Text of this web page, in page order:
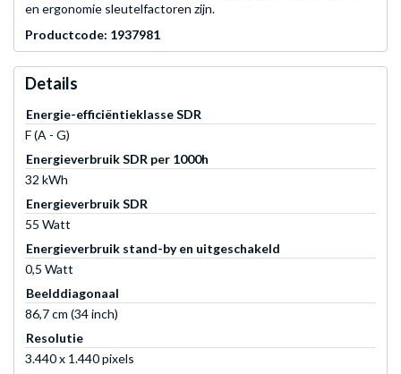
en ergonomie sleutelfactoren zijn.
Productcode: 1937981
Details
Energie-efficiëntieklasse SDR
F (A - G)
Energieverbruik SDR per 1000h
32 kWh
Energieverbruik SDR
55 Watt
Energieverbruik stand-by en uitgeschakeld
0,5 Watt
Beelddiagonaal
86,7 cm (34 inch)
Resolutie
3.440 x 1.440 pixels